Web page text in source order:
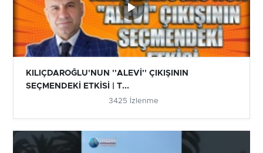
KILIÇDAROĞLU'NUN ''ALEVİ'' ÇIKIŞININ
SEÇMENDEKİ ETKİSİ | T...
3425 İzlenme